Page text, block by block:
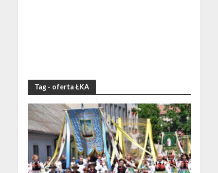
Tag - oferta ŁKA